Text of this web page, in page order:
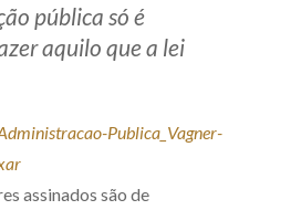
pública só é
aquilo que a lei
Publica_Vagner-
assinados são de